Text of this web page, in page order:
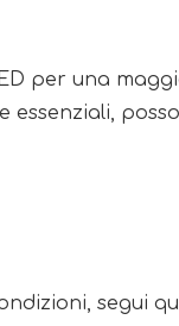
per una
segui